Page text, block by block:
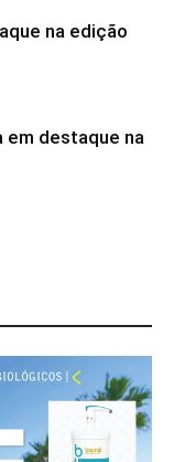
na edição
em destaque na